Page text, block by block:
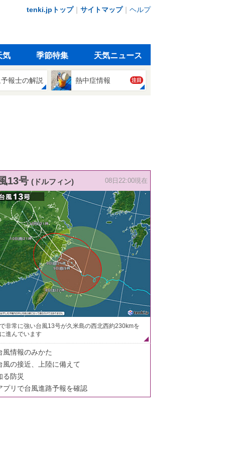
tenki.jpトップ｜ サイトマップ｜ ヘルプ
気 季節特集 天気ニュース
報士の解説 熱中症情報 注目
13号 (ドルフィン) 08日22:00現在
非常に強い台風13号が久米島の西北西約230kmを
進んでいます
風情報のみかた
風の接近、上陸に備えて
る防災
プリで台風進路予報を確認